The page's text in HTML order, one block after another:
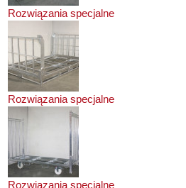
Rozwiązania specjalne
Rozwiązania specjalne
Rozwiązania specjalne